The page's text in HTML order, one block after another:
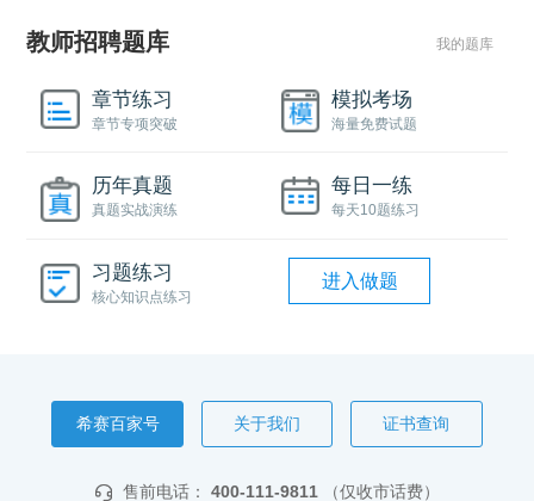
教师招聘题库 我的题库
章节练习
章节专项突破
模拟考场
海量免费试题
历年真题
真题实战演练
每日一练
每天10题练习
习题练习
核心知识点练习
进入做题
希赛百家号 关于我们 证书查询
售前电话： 400-111-9811 （仅收市话费）